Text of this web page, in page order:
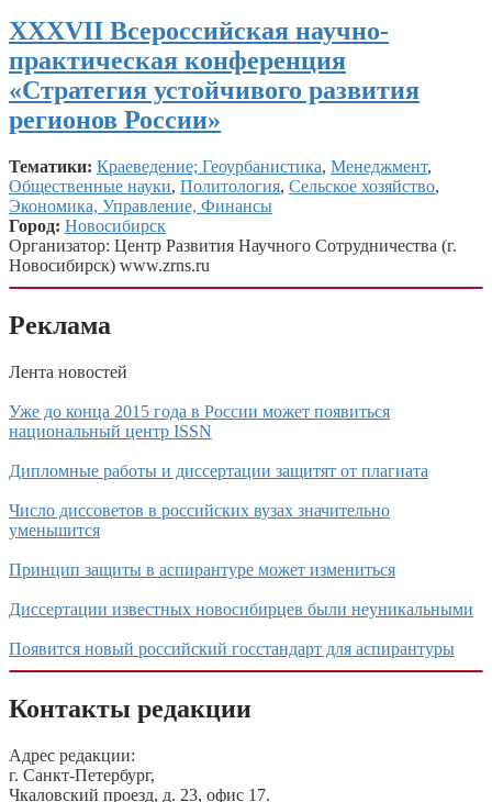
ХXXVII Всероссийская научно-
практическая конференция
«Стратегия устойчивого развития
регионов России»
Тематики: Краеведение; Геоурбанистика, Менеджмент,
Общественные науки, Политология, Сельское хозяйство,
Экономика, Управление, Финансы
Город: Новосибирск
Организатор: Центр Развития Научного Сотрудничества (г.
Новосибирск) www.zrns.ru
Реклама
Лента новостей
Уже до конца 2015 года в России может появиться
национальный центр ISSN
Дипломные работы и диссертации защитят от плагиата
Число диссоветов в российских вузах значительно
уменьшится
Принцип защиты в аспирантуре может измениться
Диссертации известных новосибирцев были неуникальными
Появится новый российский госстандарт для аспирантуры
Контакты редакции
Адрес редакции:
г. Санкт-Петербург,
Чкаловский проезд, д. 23, офис 17.